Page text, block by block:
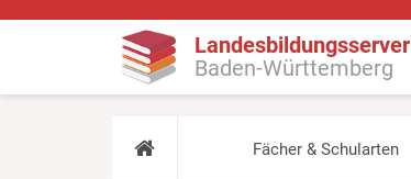
Landesbildungsserver
Baden-Württemberg
Fächer & Schularten